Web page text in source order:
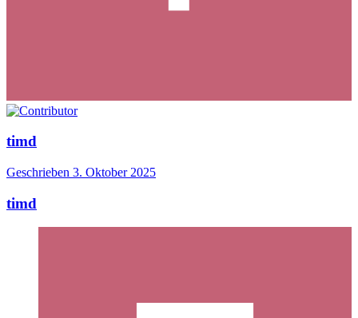
timd
Geschrieben 3. Oktober 2025
timd